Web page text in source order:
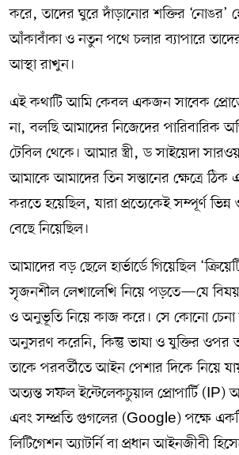
করে, তাদের ঘুরে দাঁড়ানোর শক্তির ‘নোঙর’
আঁকাবাঁকা ও নতুন পথে চলার ব্যাপারে
আস্থা রাখুন।
এই কথাটি আমি কেবল একজন সাবেক
না, বলছি আমাদের নিজেদের পারিবারিক
টেবিল থেকে। আমার স্ত্রী, ড সাইয়েদা
আমাকে আমাদের তিন সন্তানের ক্ষেত্রে ঠিক
করতে হয়েছিল, যারা প্রত্যেকেই সম্পূর্ণ ভিন্ন
বেছে নিয়েছিল।
আমাদের বড় ছেলে হার্ভার্ডে গিয়েছিল
সৃজনশীল লেখালেখি নিয়ে পড়তে—যে
ও অনুভূতি নিয়ে কাজ করে। সে কোনো
অনুসরণ করেনি, কিন্তু ভাষা ও যুক্তির
তাকে পরবর্তীতে আইন পেশার দিকে নিয়ে
অত্যন্ত সফল ইন্টেলেকচুয়াল প্রোপার্টি (IP)
এবং সম্প্রতি গুগলের (Google) পক্ষে
লিটিগেশন অ্যাটর্নি বা প্রধান আইনজীবী